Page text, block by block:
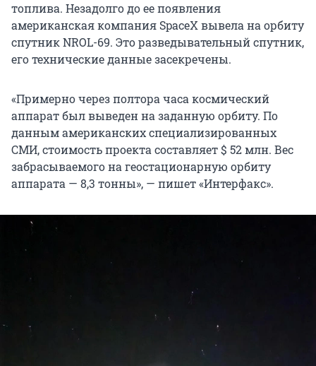
топлива. Незадолго до ее появления
американская компания SpaceX вывела на орбиту
спутник NROL-69. Это разведывательный спутник,
его технические данные засекречены.
«Примерно через полтора часа космический
аппарат был выведен на заданную орбиту. По
данным американских специализированных
СМИ, стоимость проекта составляет $ 52 млн. Вес
забрасываемого на геостационарную орбиту
аппарата — 8,3 тонны», — пишет «Интерфакс».